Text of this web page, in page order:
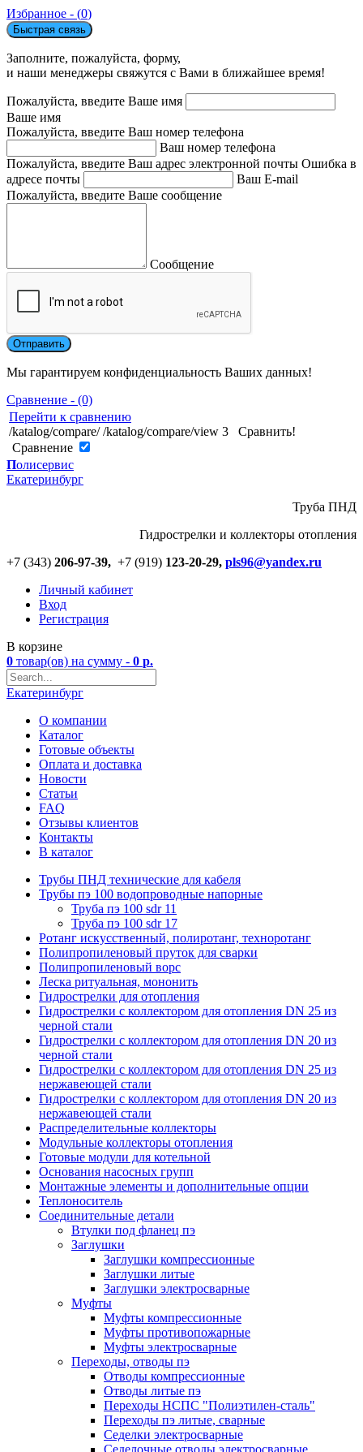
Избранное - (0)
Быстрая связь
Заполните, пожалуйста, форму,
и наши менеджеры свяжутся с Вами в ближайшее время!
Пожалуйста, введите Ваше имя
Ваше имя
Пожалуйста, введите Ваш номер телефона
Ваш номер телефона
Пожалуйста, введите Ваш адрес электронной почты Ошибка в
адресе почты
Ваш E-mail
Пожалуйста, введите Ваше сообщение
Сообщение
Мы гарантируем конфиденциальность Ваших данных!
Сравнение - (0)
Перейти к сравнению
/katalog/compare/ /katalog/compare/view 3
Сравнить!
Cравнение
Полисервис
Екатеринбург
Труба ПНД
Гидрострелки и коллекторы отопления
+7 (343) 206-97-39, +7 (919) 123-20-29, pls96@yandex.ru
Личный кабинет
Вход
Регистрация
В корзине
0 товар(ов) на сумму - 0 р.
Екатеринбург
О компании
Каталог
Готовые объекты
Оплата и доставка
Новости
Статьи
FAQ
Отзывы клиентов
Контакты
В каталог
Трубы ПНД технические для кабеля
Трубы пэ 100 водопроводные напорные
Труба пэ 100 sdr 11
Труба пэ 100 sdr 17
Ротанг искусственный, полиротанг, техноротанг
Полипропиленовый пруток для сварки
Полипропиленовый ворс
Леска ритуальная, мононить
Гидрострелки для отопления
Гидрострелки с коллектором для отопления DN 25 из
черной стали
Гидрострелки с коллектором для отопления DN 20 из
черной стали
Гидрострелки с коллектором для отопления DN 25 из
нержавеющей стали
Гидрострелки с коллектором для отопления DN 20 из
нержавеющей стали
Распределительные коллекторы
Модульные коллекторы отопления
Готовые модули для котельной
Основания насосных групп
Монтажные элементы и дополнительные опции
Теплоноситель
Соединительные детали
Втулки под фланец пэ
Заглушки
Заглушки компрессионные
Заглушки литые
Заглушки электросварные
Муфты
Муфты компрессионные
Муфты противопожарные
Муфты электросварные
Переходы, отводы пэ
Отводы компрессионные
Отводы литые пэ
Переходы НСПС "Полиэтилен-сталь"
Переходы пэ литые, сварные
Седелки электросварные
Седелочные отводы электросварные